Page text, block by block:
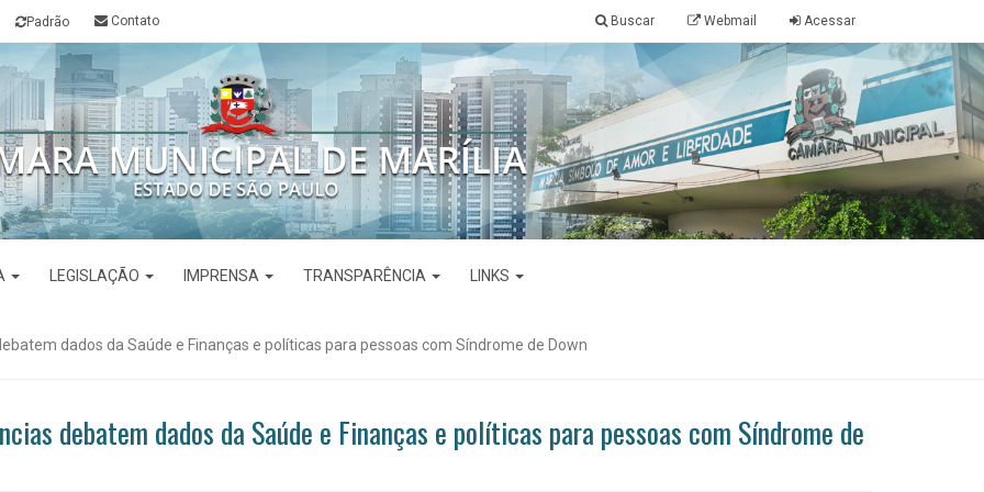
Padrão Contato Acessar
Webmail
Buscar
LEGISLAÇÃO IMPRENSA TRANSPARÊNCIA LINKS
dados da Saúde e Finanças e políticas para pessoas com Síndrome de Down
debatem dados da Saúde e Finanças e políticas para pessoas com Síndrome de